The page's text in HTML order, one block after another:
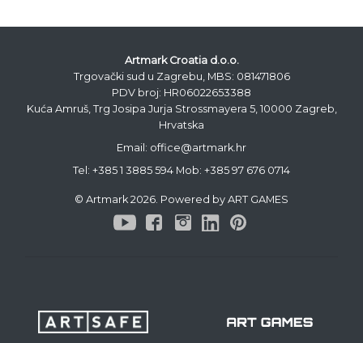
Artmark Croatia d.o.o.
Trgovački sud u Zagrebu, MBS: 081471806
PDV broj: HR06022653388
Kuća Amruš, Trg Josipa Jurja Strossmayera 5, 10000 Zagreb,
Hrvatska
Email: office@artmark.hr
Tel: +385 1 3885 594 Mob: +385 97 676 0714
© Artmark 2026. Powered by ART GAMES